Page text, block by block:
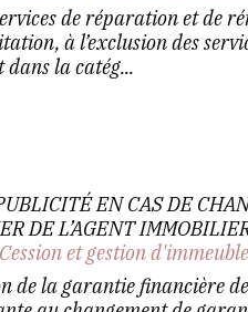
de réparation et de
à l’exclusion des
dans la catég...
EN CAS DE
DE L’AGENT
Cession et gestion d'immeuble
de la garantie financière